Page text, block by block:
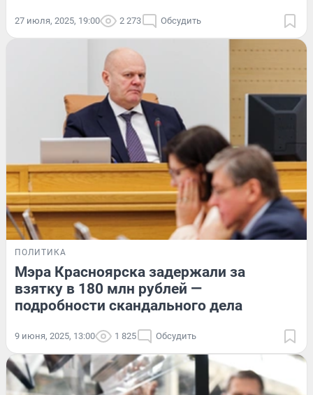
27 июля, 2025, 19:00 2 273 Обсудить
ПОЛИТИКА
Мэра Красноярска задержали за
взятку в 180 млн рублей —
подробности скандального дела
9 июня, 2025, 13:00 1 825 Обсудить